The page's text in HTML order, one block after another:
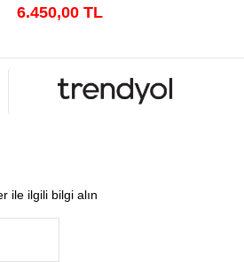
6.450,00 TL
ile ilgili bilgi alın